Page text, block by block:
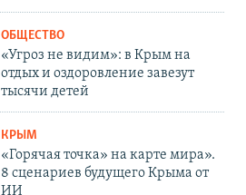
ОБЩЕСТВО
«Угроз не видим»: в Крым на
отдых и оздоровление завезут
тысячи детей
КРЫМ
«Горячая точка» на карте мира».
8 сценариев будущего Крыма от
ИИ